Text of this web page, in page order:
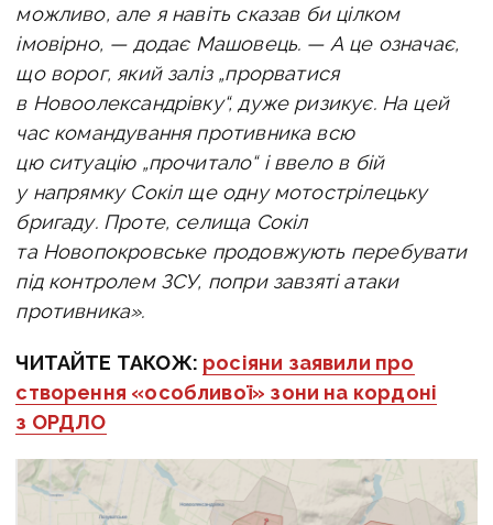
можливо, але я навіть сказав би цілком
імовірно, — додає Машовець. — А це означає,
що ворог, який заліз „прорватися
в Новоолександрівку“, дуже ризикує. На цей
час командування противника всю
цю ситуацію „прочитало“ і ввело в бій
у напрямку Сокіл ще одну мотострілецьку
бригаду. Проте, селища Сокіл
та Новопокровське продовжують перебувати
під контролем ЗСУ, попри завзяті атаки
противника».
ЧИТАЙТЕ ТАКОЖ: росіяни заявили про
створення «особливої» зони на кордоні
з ОРДЛО